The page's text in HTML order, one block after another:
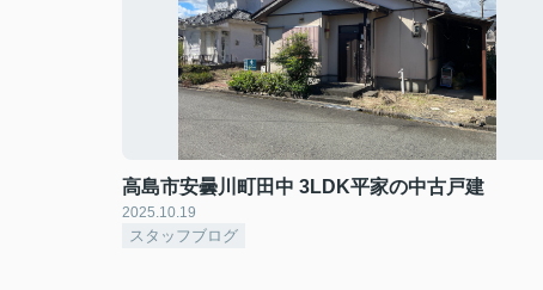
高島市安曇川町田中 3LDK平家の中古戸建
2025.10.19
スタッフブログ